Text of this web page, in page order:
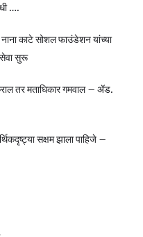
….
नाना काटे सोशल फाउंडेशन यांच्या
सेवा सुरू
तर मताधिकार गमवाल – ॲड.
सक्षम झाला पाहिजे –